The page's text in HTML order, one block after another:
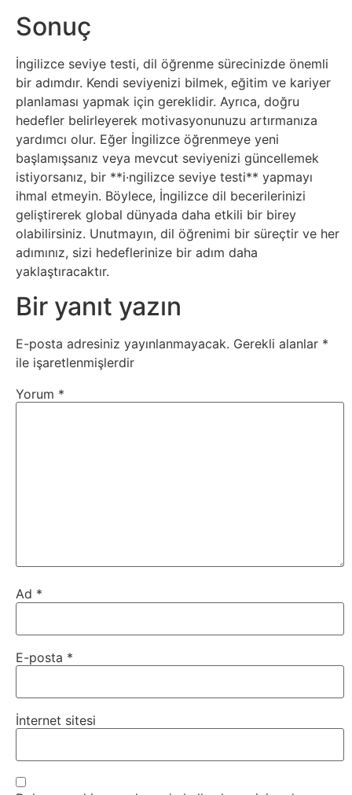
Tarım
Teknoloji
TikTok
Tv
Twitter
Ürün
Uzay
Yapay
Zeka
Yemek
Sonuç
İngilizce seviye testi, dil öğrenme sürecinizde önemli
bir adımdır. Kendi seviyenizi bilmek, eğitim ve kariyer
planlaması yapmak için gereklidir. Ayrıca, doğru
hedefler belirleyerek motivasyonunuzu artırmanıza
yardımcı olur. Eğer İngilizce öğrenmeye yeni
başlamışsanız veya mevcut seviyenizi güncellemek
istiyorsanız, bir **i·ngilizce seviye testi** yapmayı
ihmal etmeyin. Böylece, İngilizce dil becerilerinizi
geliştirerek global dünyada daha etkili bir birey
olabilirsiniz. Unutmayın, dil öğrenimi bir süreçtir ve her
adımınız, sizi hedeflerinize bir adım daha
yaklaştıracaktır.
Bir yanıt yazın
E-posta adresiniz yayınlanmayacak. Gerekli alanlar *
ile işaretlenmişlerdir
Yorum *
Ad *
E-posta *
İnternet sitesi